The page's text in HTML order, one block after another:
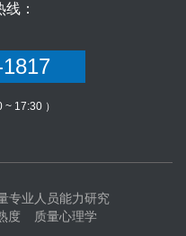
线：
~ 17:30 ）
专业人员能力研究
度
质量心理学